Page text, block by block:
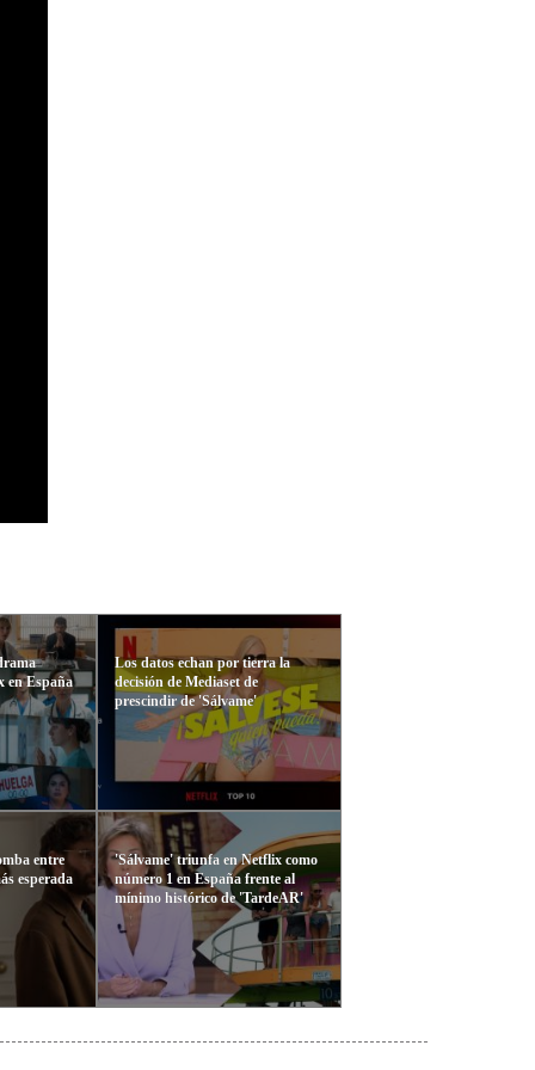
en España
entre
esperada
Los datos echan por tierra la
decisión de Mediaset de
prescindir de 'Sálvame'
'Sálvame' triunfa en Netflix como
número 1 en España frente al
mínimo histórico de 'TardeAR'